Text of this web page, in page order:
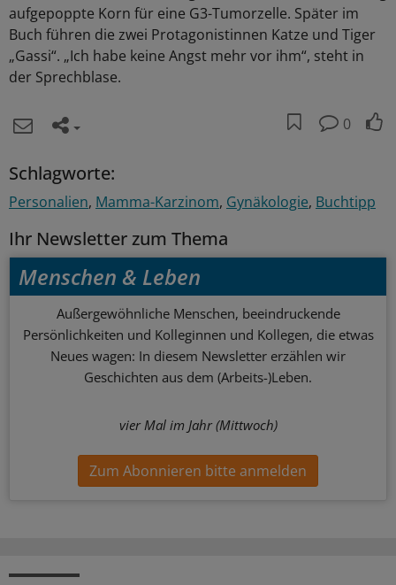
aufgepoppte Korn für eine G3-Tumorzelle. Später im
Buch führen die zwei Protagonistinnen Katze und Tiger
„Gassi“. „Ich habe keine Angst mehr vor ihm“, steht in
der Sprechblase.
0
Schlagworte:
Personalien Mamma-Karzinom Gynäkologie Buchtipp
Ihr Newsletter zum Thema
Menschen & Leben
Außergewöhnliche Menschen, beeindruckende
Persönlichkeiten und Kolleginnen und Kollegen, die etwas
Neues wagen: In diesem Newsletter erzählen wir
Geschichten aus dem (Arbeits-)Leben.
vier Mal im Jahr (Mittwoch)
Zum Abonnieren bitte anmelden